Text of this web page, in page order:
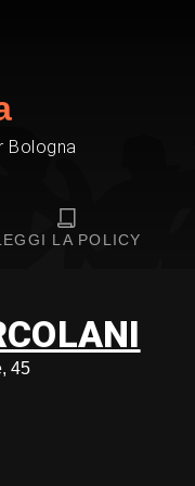
Bologna
LA POLICY
45